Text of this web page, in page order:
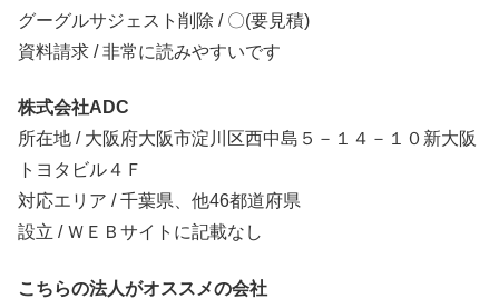
グーグルサジェスト削除 / 〇(要見積)
資料請求 / 非常に読みやすいです
株式会社ADC
所在地 / 大阪府大阪市淀川区西中島５－１４－１０新大阪
トヨタビル４Ｆ
対応エリア / 千葉県、他46都道府県
設立 / ＷＥＢサイトに記載なし
こちらの法人がオススメの会社